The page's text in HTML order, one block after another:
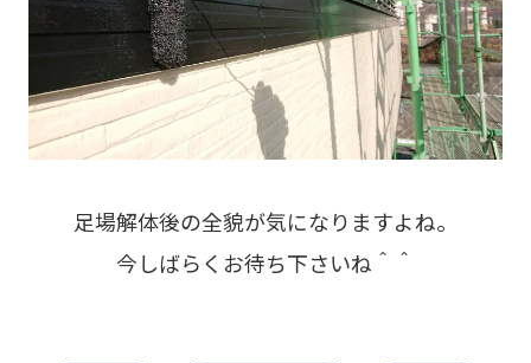
足場解体後の全貌が気になりますよね。
今しばらくお待ち下さいね＾＾